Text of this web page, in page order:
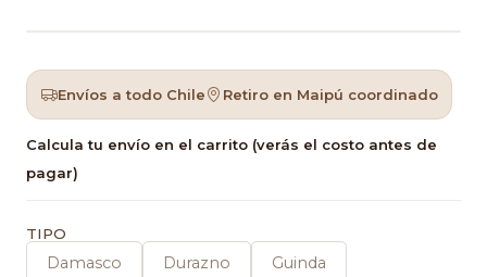
Envíos a todo Chile Retiro en Maipú coordinado
Calcula tu envío en el carrito (verás el costo antes de
pagar)
TIPO
Damasco Durazno Guinda